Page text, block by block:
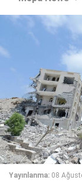
Yayınlanma: 08